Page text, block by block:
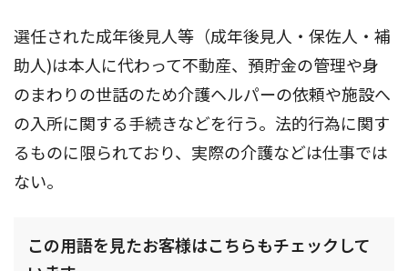
選任された成年後見人等（成年後見人・保佐人・補
助人)は本人に代わって不動産、預貯金の管理や身
のまわりの世話のため介護ヘルパーの依頼や施設へ
の入所に関する手続きなどを行う。法的行為に関す
るものに限られており、実際の介護などは仕事では
ない。
この用語を見たお客様はこちらもチェックして